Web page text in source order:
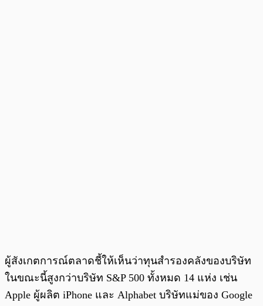
ผู้สังเกตการณ์ตลาดชี้ให้เห็นว่าทุนสำรองคลังของบริษัท
ในขณะนี้สูงกว่าบริษัท S&P 500 ทั้งหมด 14 แห่ง เช่น
Apple ผู้ผลิต iPhone และ Alphabet บริษัทแม่ของ Google